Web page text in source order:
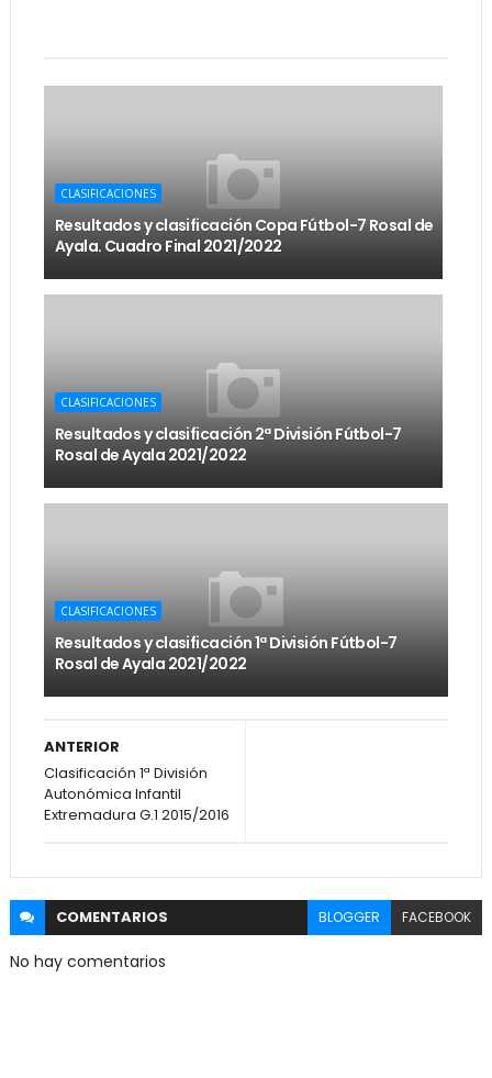
CLASIFICACIONES
Resultados y clasificación Copa Fútbol-7 Rosal de
Ayala. Cuadro Final 2021/2022
CLASIFICACIONES
Resultados y clasificación 2ª División Fútbol-7
Rosal de Ayala 2021/2022
CLASIFICACIONES
Resultados y clasificación 1ª División Fútbol-7
Rosal de Ayala 2021/2022
ANTERIOR
Clasificación 1ª División
Autonómica Infantil
Extremadura G.1 2015/2016
COMENTARIOS BLOGGER FACEBOOK
No hay comentarios